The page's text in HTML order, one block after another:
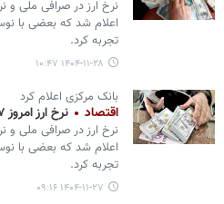
اعلام شد که بعضی با
تجربه کرد.
۱۴۰۴-۱۱-۲۸ ۱۰:۴۷
بانک مرکزی اعلام کرد
اقتصاد نرخ ارز امروز ۲۷ بهمن۱۴۰۴ + قیمت یورو
اعلام شد که بعضی با
تجربه کرد.
۱۴۰۴-۱۱-۲۷ ۰۹:۱۶